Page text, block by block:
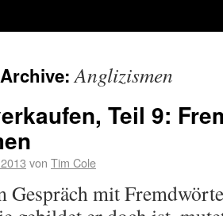
Anglizismen
Teil 9:
von Tim Cole
Gespräch mit